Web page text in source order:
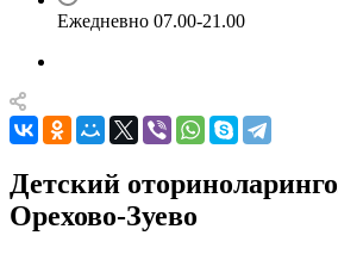
Ежедневно 07.00-21.00
Детский
Орехово-Зуево